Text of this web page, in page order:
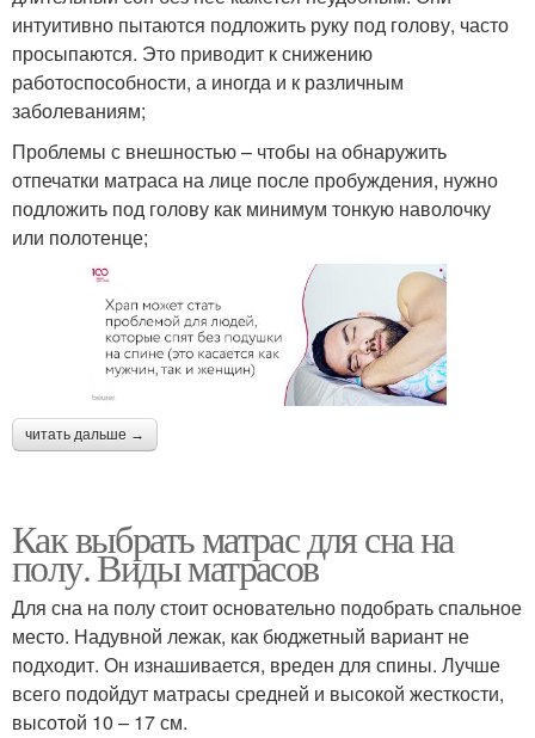
интуитивно пытаются подложить руку под голову, часто
просыпаются. Это приводит к снижению
работоспособности, а иногда и к различным
заболеваниям;
Проблемы с внешностью – чтобы на обнаружить
отпечатки матраса на лице после пробуждения, нужно
подложить под голову как минимум тонкую наволочку
или полотенце;
читать дальше →
Как выбрать матрас для сна на
полу. Виды матрасов
Для сна на полу стоит основательно подобрать спальное
место. Надувной лежак, как бюджетный вариант не
подходит. Он изнашивается, вреден для спины. Лучше
всего подойдут матрасы средней и высокой жесткости,
высотой 10 – 17 см.